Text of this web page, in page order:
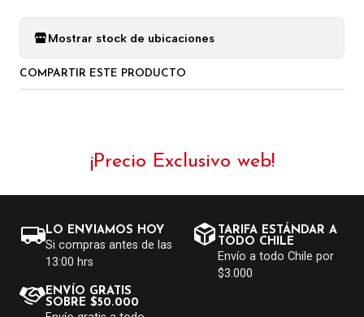
Mostrar stock de ubicaciones
COMPARTIR ESTE PRODUCTO
¡Precio Exclusivo web!
LO ENVIAMOS HOY
Si compras antes de las
13:00 hrs
TARIFA ESTÁNDAR A
TODO CHILE
Envío a todo Chile por
$3.000
ENVÍO GRATIS
SOBRE $50.000